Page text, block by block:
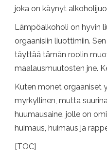
joka on käynyt
Lämpöalkoholi on hyvin
orgaanisiin liuottimiin.
täyttää tämän roolin
maalausmuutosten jne.
Kuten monet orgaaniset
myrkyllinen, mutta
huumausaine, jolle on
huimaus, huimaus ja
[TOC]